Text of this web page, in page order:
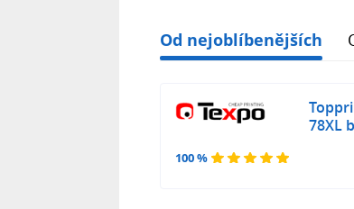
Od nejoblíbenějších
100 %
78XL